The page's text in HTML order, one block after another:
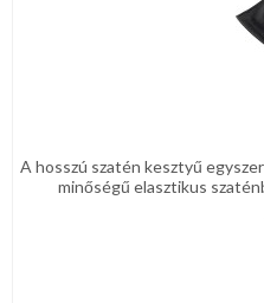
A hosszú szatén kesztyű
minőségű elasztikus